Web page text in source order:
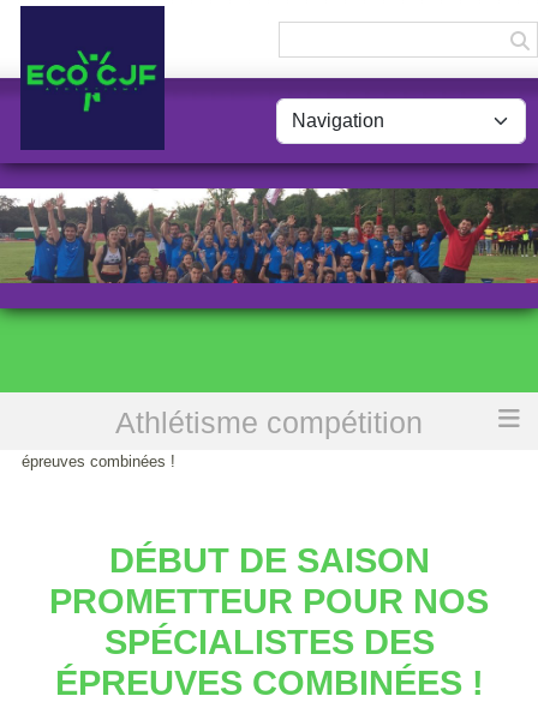
Athlétisme compétition
Début de saison prometteur pour nos spécialistes des
épreuves combinées !
DÉBUT DE SAISON
PROMETTEUR POUR NOS
SPÉCIALISTES DES
ÉPREUVES COMBINÉES !